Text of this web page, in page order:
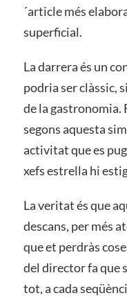
´article més
superficial.
La darrera és un
podria ser clàssic,
de la gastronomia.
segons aquesta
activitat que es
xefs estrella hi
La veritat és que
descans, per més
que et perdràs
del director fa que
tot, a cada